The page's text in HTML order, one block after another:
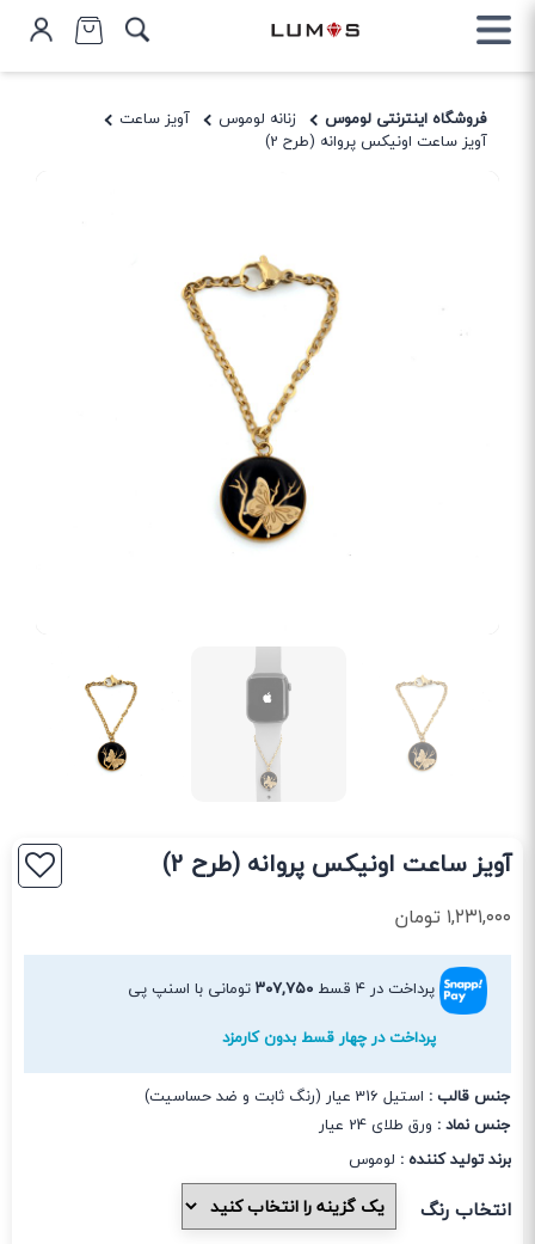
فروشگاه اینترنتی لوموس زنانه لوموس
آویز ساعت
آویز ساعت اونیکس پروانه (طرح 2)
آویز ساعت اونیکس پروانه (طرح 2)
۱,۲۳۱,۰۰۰ تومان
پرداخت در ۴ قسط ۳۰۷,۷۵۰تومانی با اسنپ پی
پرداخت در چهار قسط بدون کارمزد
جنس قالب : استیل 316 عیار (رنگ ثابت و ضد حساسیت)
جنس نماد : ورق طلای 24 عیار
برند تولید کننده : لوموس
انتخاب رنگ